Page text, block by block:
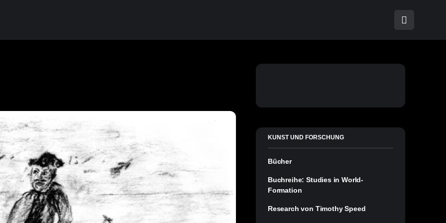
KUNST UND FORSCHUNG
Bücher
Buchreihe: Studies in World-
Formation
Research von Timothy Speed